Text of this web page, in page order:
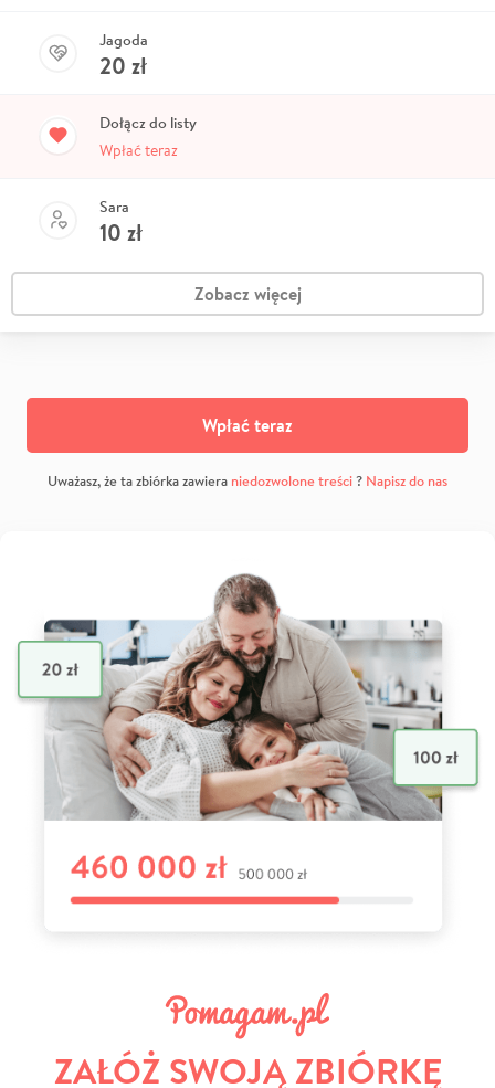
Jagoda
20 zł
Dołącz do listy
Wpłać teraz
Sara
10 zł
Zobacz więcej
Wpłać teraz
Uważasz, że ta zbiórka zawiera niedozwolone treści? Napisz do nas
ZAŁÓŻ SWOJĄ ZBIÓRKĘ